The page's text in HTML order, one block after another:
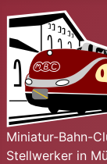
Miniatur-Bahn-
Stellwerker in